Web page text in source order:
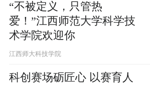
“不被定义，只管热
爱！”江西师范大学科学技
术学院欢迎你
江西师大科技学院
科创赛场砺匠心 以赛育人